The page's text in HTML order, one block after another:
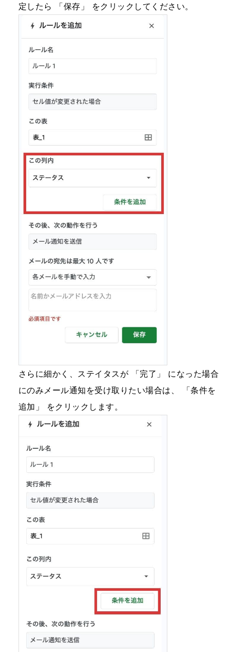
定したら 「保存」 をクリックしてください。
さらに細かく、ステイタスが 「完了」 になった場合
にのみメール通知を受け取りたい場合は、 「条件を
追加」 をクリックします。